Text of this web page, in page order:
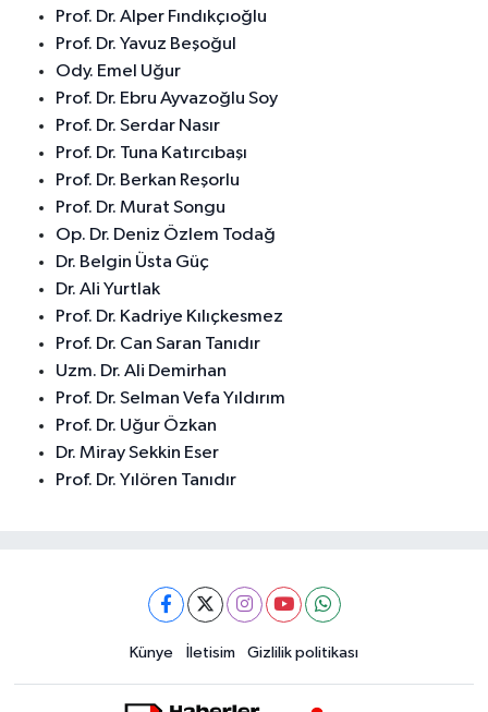
Prof. Dr. Alper Fındıkçıoğlu
Prof. Dr. Yavuz Beşoğul
Ody. Emel Uğur
Prof. Dr. Ebru Ayvazoğlu Soy
Prof. Dr. Serdar Nasır
Prof. Dr. Tuna Katırcıbaşı
Prof. Dr. Berkan Reşorlu
Prof. Dr. Murat Songu
Op. Dr. Deniz Özlem Todağ
Dr. Belgin Üsta Güç
Dr. Ali Yurtlak
Prof. Dr. Kadriye Kılıçkesmez
Prof. Dr. Can Saran Tanıdır
Uzm. Dr. Ali Demirhan
Prof. Dr. Selman Vefa Yıldırım
Prof. Dr. Uğur Özkan
Dr. Miray Sekkin Eser
Prof. Dr. Yılören Tanıdır
Künye İletisim Gizlilik politikası